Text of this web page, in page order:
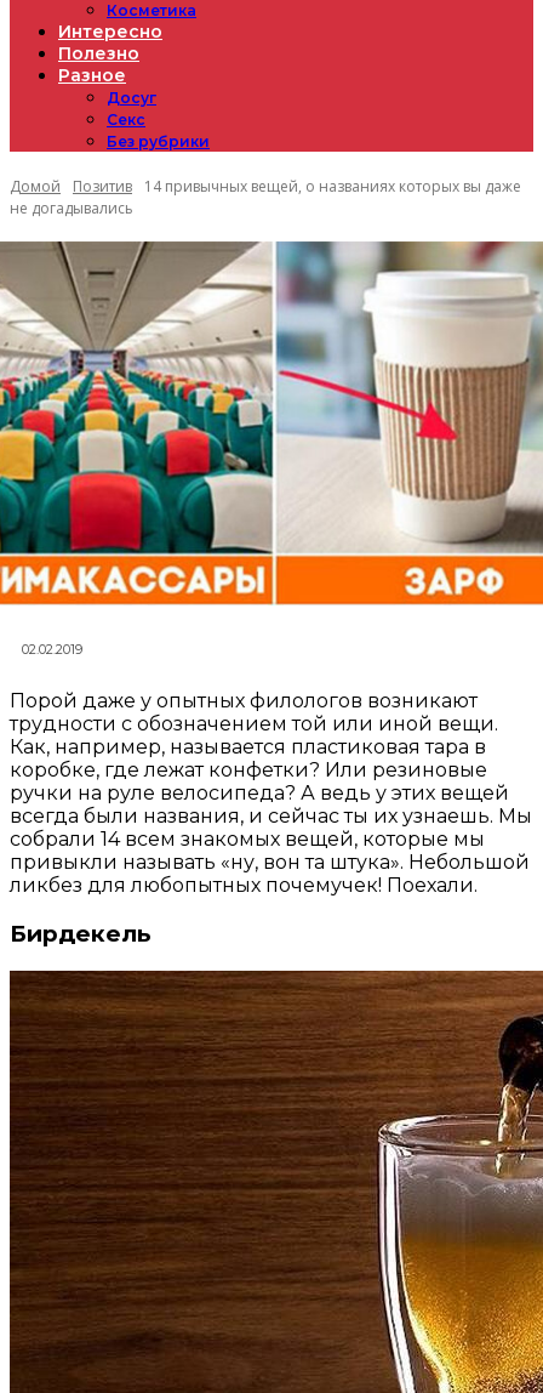
Косметика
Интересно
Полезно
Разное
Досуг
Секс
Без рубрики
Домой Позитив
14 привычных вещей, о названиях которых вы даже
не догадывались
02.02.2019
Порой даже у опытных филологов возникают
трудности с обозначением той или иной вещи.
Как, например, называется пластиковая тара в
коробке, где лежат конфетки? Или резиновые
ручки на руле велосипеда? А ведь у этих вещей
всегда были названия, и сейчас ты их узнаешь. Мы
собрали 14 всем знакомых вещей, которые мы
привыкли называть «ну, вон та штука». Небольшой
ликбез для любопытных почемучек! Поехали.
Бирдекель